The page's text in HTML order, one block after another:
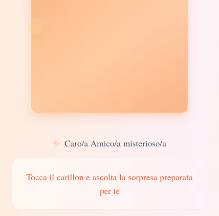
✨ Caro/a Amico/a misterioso/a
Tocca il carillon e ascolta la sorpresa preparata
per te